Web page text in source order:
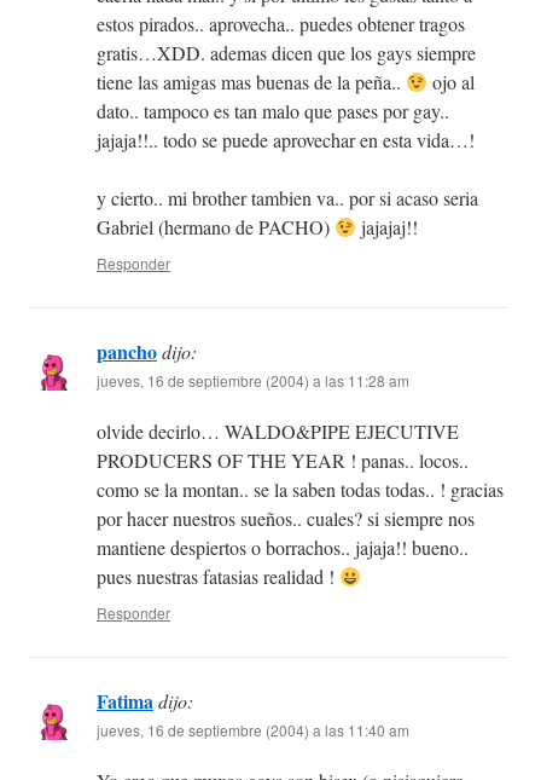
estos pirados.. aprovecha.. puedes obtener tragos
gratis…XDD. ademas dicen que los gays siempre
tiene las amigas mas buenas de la peña..
ojo al
dato.. tampoco es tan malo que pases por gay..
jajaja!!.. todo se puede aprovechar en esta vida…!
y cierto.. mi brother tambien va.. por si acaso seria
Gabriel (hermano de PACHO)
jajajaj!!
Responder
panchodijo:
jueves, 16 de septiembre (2004) a las 11:28 am
olvide decirlo… WALDO&PIPE EJECUTIVE
PRODUCERS OF THE YEAR ! panas.. locos..
como se la montan.. se la saben todas todas.. ! gracias
por hacer nuestros sueños.. cuales? si siempre nos
mantiene despiertos o borrachos.. jajaja!! bueno..
pues nuestras fatasias realidad !
Responder
Fatimadijo:
jueves, 16 de septiembre (2004) a las 11:40 am